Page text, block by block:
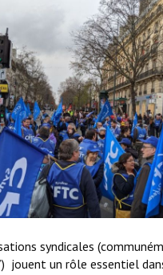
avancée
à la Newletter Linkedin
Nous !
en action
syndicales
jouent un rôle essentiel